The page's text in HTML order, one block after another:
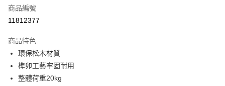
信用卡分期付款
合作金庫商業銀行
華南商業銀行
上海商業儲蓄銀行
國泰世華商業銀行
LINE Pay
Apple Pay
商品編號
11812377
商品特色
環保松木材質
榫卯工藝牢固耐用
整體荷重20kg